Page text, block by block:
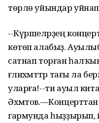
төрлө уйындар
--Күршеләрҙең
көтөп алабыҙ.
сатнап торған
ғәлиәхмәттәр тағы ла
уларға!--ти ауыл
Әхмәтов.—Концерттан
гармунда һыҙҙырып,